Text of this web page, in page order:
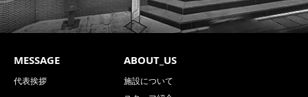
MESSAGE
代表挨拶
ABOUT_US
施設について